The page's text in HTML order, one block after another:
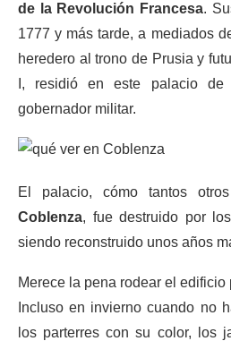
de la Revolución Francesa.
1777 y más tarde, a mediados
heredero al trono de Prusia y
I, residió en este palacio de
gobernador militar.
El palacio, cómo tantos
Coblenza, fue destruido por
siendo reconstruido unos años
Merece la pena rodear el
Incluso en invierno cuando no
los parterres con su color, los